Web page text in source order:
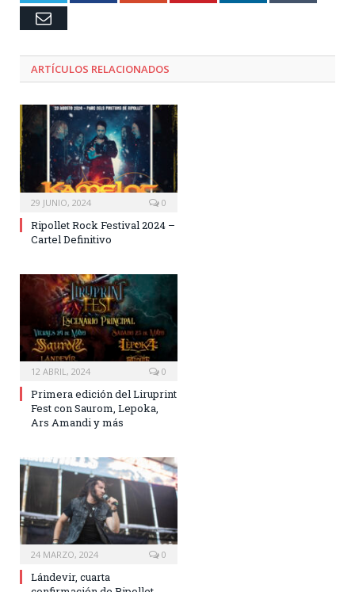
Email
ARTÍCULOS RELACIONADOS
29 JUNIO, 2024 0
Ripollet Rock Festival 2024 –
Cartel Definitivo
12 ABRIL, 2024 0
Primera edición del Liruprint
Fest con Saurom, Lepoka,
Ars Amandi y más
24 MARZO, 2024 0
Lándevir, cuarta